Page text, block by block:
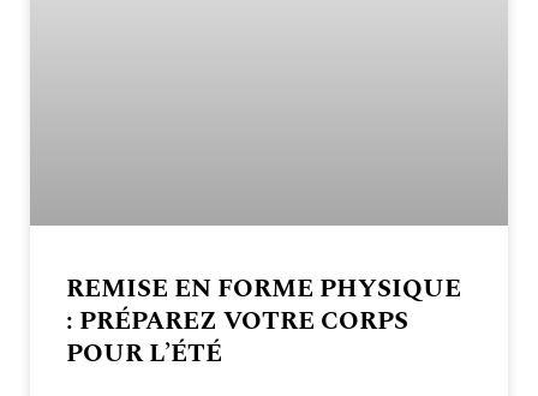
REMISE EN FORME PHYSIQUE
: PRÉPAREZ VOTRE CORPS
POUR L’ÉTÉ